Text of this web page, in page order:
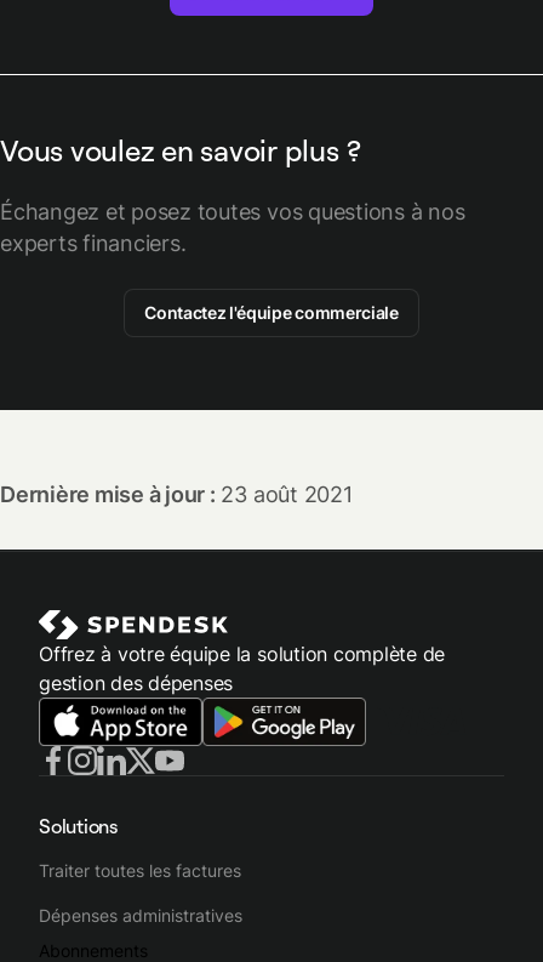
Vous voulez en savoir plus ?
Échangez et posez toutes vos questions à nos
experts financiers.
Contactez l'équipe commerciale
Dernière mise à jour : 23 août 2021
Offrez à votre équipe la solution complète de
gestion des dépenses
Solutions
Traiter toutes les factures
Dépenses administratives
Abonnements